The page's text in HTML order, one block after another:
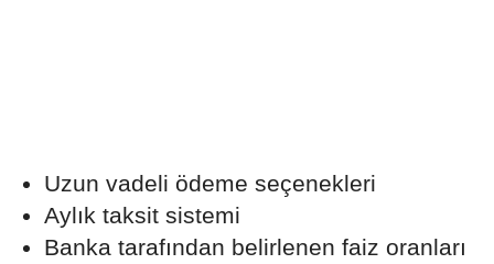
Uzun vadeli ödeme seçenekleri
Aylık taksit sistemi
Banka tarafından belirlenen faiz oranları